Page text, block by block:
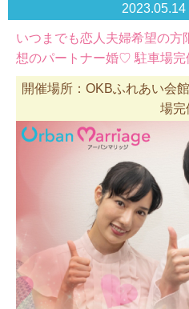
いつまでも恋人夫婦希望の
想のパートナー婚♡ 駐車場完
開催場所：OKBふれあ
場完